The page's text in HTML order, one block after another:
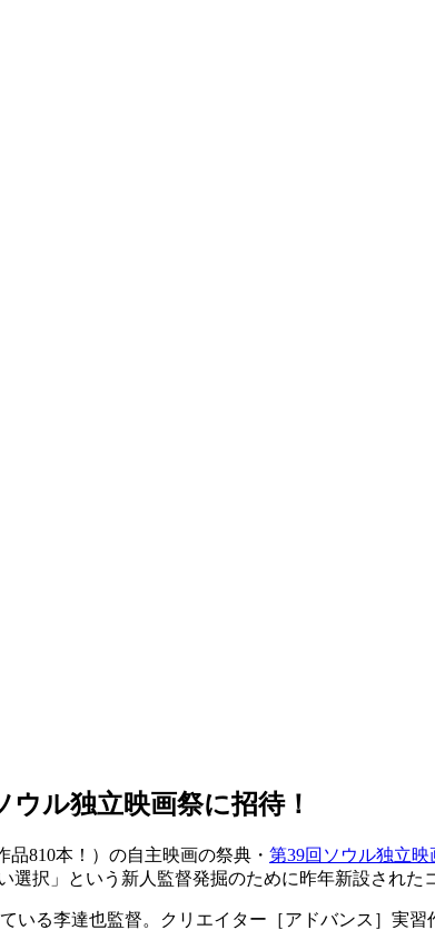
ル独立映画祭に招待！
810本！）の自主映画の祭典・ 第39回ソウル独立映
択」という新人監督発掘のために昨年新設された
いる李達也監督。クリエイター［アドバンス］実